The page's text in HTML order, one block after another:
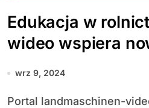
Edukacja w
wideo wspiera
gospodarstwa
wrz 9, 2024
Portal landmaschinen-video.de to doskonałe